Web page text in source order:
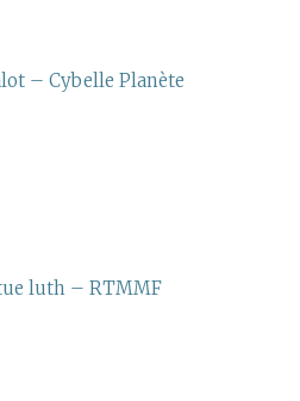
– Cybelle Planète
luth – RTMMF